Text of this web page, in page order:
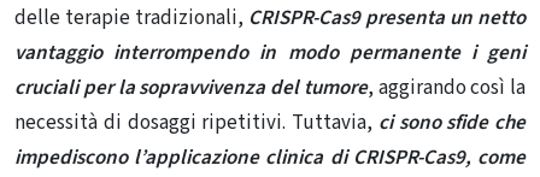
delle terapie tradizionali, CRISPR-Cas9 presenta un netto
vantaggio interrompendo in modo permanente i geni
cruciali per la sopravvivenza del tumore, aggirando così la
necessità di dosaggi ripetitivi. Tuttavia, ci sono sfide che
impediscono l’applicazione clinica di CRISPR-Cas9, come